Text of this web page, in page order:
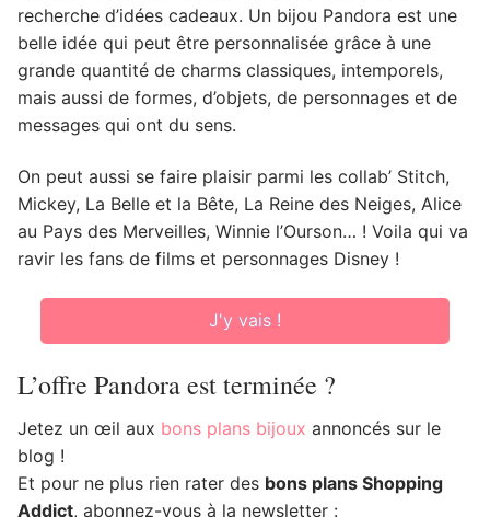
recherche d’idées cadeaux. Un bijou Pandora est une
belle idée qui peut être personnalisée grâce à une
grande quantité de charms classiques, intemporels,
mais aussi de formes, d’objets, de personnages et de
messages qui ont du sens.
On peut aussi se faire plaisir parmi les collab’ Stitch,
Mickey, La Belle et la Bête, La Reine des Neiges, Alice
au Pays des Merveilles, Winnie l’Ourson… ! Voila qui va
ravir les fans de films et personnages Disney !
J'y vais !
L’offre Pandora est terminée ?
Jetez un œil aux bons plans bijoux annoncés sur le
blog !
Et pour ne plus rien rater des bons plans Shopping
Addict, abonnez-vous à la newsletter :